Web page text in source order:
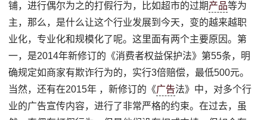
铺，进行偶尔为之的打假行为，比如超市的过期产品等为
主，那么，是什么让这个行业发展到今天，变的越来越职
业化，专业化和规模化了呢。这里面有两个主要原因。第
一，是2014年新修订的《消费者权益保护法》第55条，明
确规定如商家有欺诈行为的，实行3倍赔偿，最低500元。
当然，还有在2015年 ，新修订的《广告法》中，对多个行
业的广告宣传内容，进行了非常严格的约束。在过去，虽